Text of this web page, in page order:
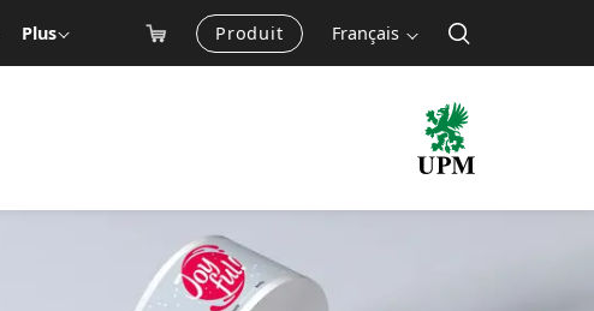
Produit Français
Plus